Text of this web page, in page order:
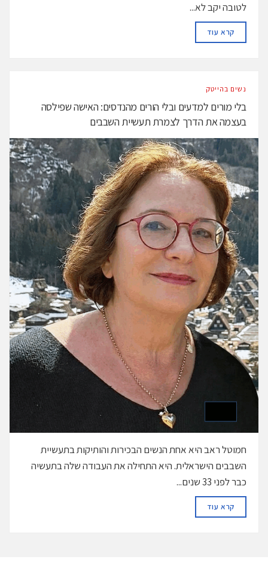
לטובה יקב לא...
קרא עודDETAILS
נשים בהייטק
בלי מורים למדעים ובלי הורים מהנדסים: האישה שפילסה
בעצמה את הדרך לצמרת תעשיית השבבים
חמוטל ראב היא אחת הנשים הבכירות והותיקות בתעשיית
השבבים הישראלית. היא התחילה את העבודה שלה בתעשיה
כבר לפני 33 שנים...
קרא עודDETAILS